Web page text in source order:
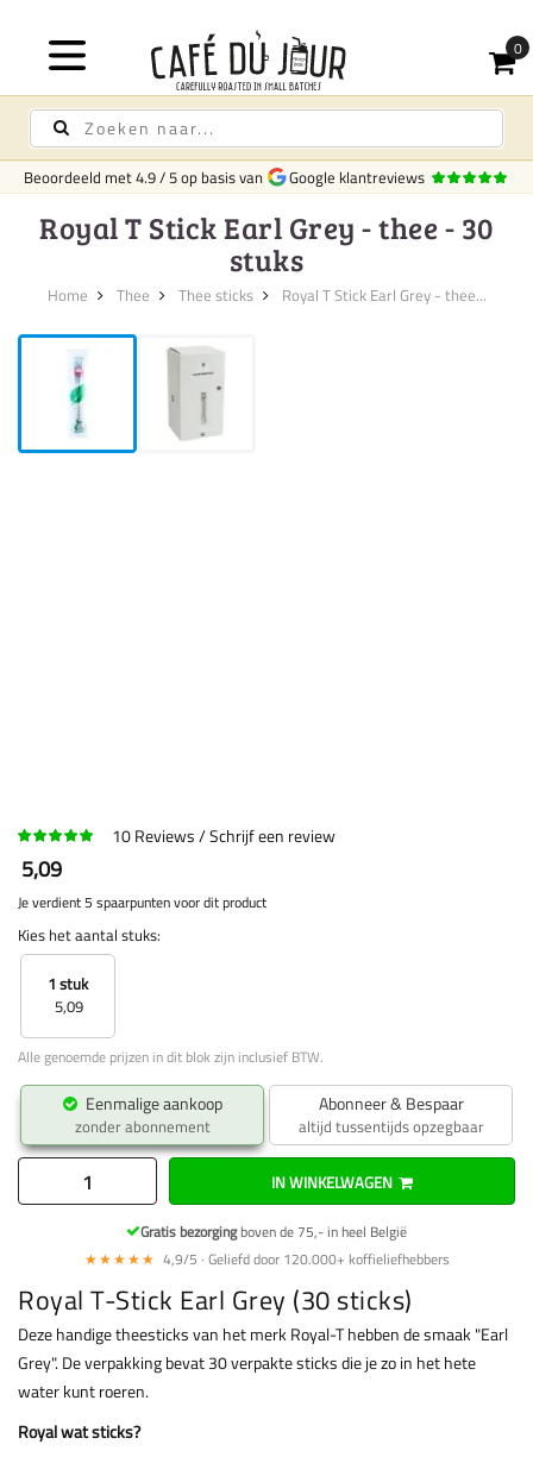
Beoordeeld met4.9/5op basis van Google klantreviews
Royal T Stick Earl Grey - thee - 30
stuks
Home Thee Thee sticks Royal T Stick Earl Grey - thee...
10Reviews Schrijf een review
5,09
Je verdient 5 spaarpunten voor dit product
Kies het aantal stuks:
1 stuk
5,09
Alle genoemde prijzen in dit blok zijn inclusief BTW.
Eenmalige aankoop
zonder abonnement
Abonneer & Bespaar
altijd tussentijds opzegbaar
IN WINKELWAGEN
Gratis bezorgingboven de 75,- in heel België
★★★★★ 4,9/5 · Geliefd door 120.000+ koffieliefhebbers
Royal T-Stick Earl Grey (30 sticks)
Deze handige theesticks van het merk Royal-T hebben de smaak "Earl
Grey". De verpakking bevat 30 verpakte sticks die je zo in het hete
water kunt roeren.
Royal wat sticks?